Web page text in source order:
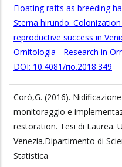
Floating rafts as breeding
Sterna hirundo.
reproductive success in
Ornitologia - Research in
DOI: 10.4081/rio.2018.349
Corò,G. (2016).
monitoraggio e
restoration. Tesi di Laurea.
Venezia.Dipartimento di
Statistica